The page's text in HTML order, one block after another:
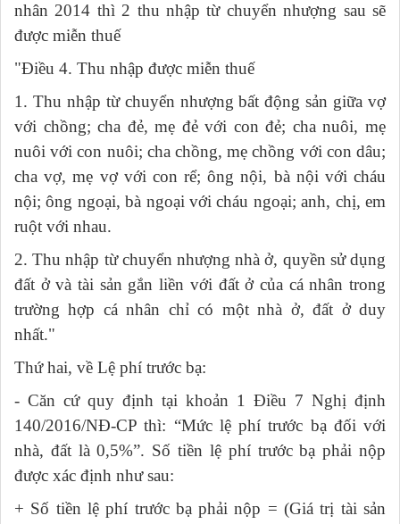
nhân 2014 thì 2 thu nhập từ chuyển nhượng sau sẽ
được miễn thuế
"Điều 4. Thu nhập được miễn thuế
1. Thu nhập từ chuyển nhượng bất động sản giữa vợ
với chồng; cha đẻ, mẹ đẻ với con đẻ; cha nuôi, mẹ
nuôi với con nuôi; cha chồng, mẹ chồng với con dâu;
cha vợ, mẹ vợ với con rể; ông nội, bà nội với cháu
nội; ông ngoại, bà ngoại với cháu ngoại; anh, chị, em
ruột với nhau.
2. Thu nhập từ chuyển nhượng nhà ở, quyền sử dụng
đất ở và tài sản gắn liền với đất ở của cá nhân trong
trường hợp cá nhân chỉ có một nhà ở, đất ở duy
nhất."
Thứ hai, về Lệ phí trước bạ:
- Căn cứ quy định tại khoản 1 Điều 7 Nghị định
140/2016/NĐ-CP thì: “Mức lệ phí trước bạ đối với
nhà, đất là 0,5%”. Số tiền lệ phí trước bạ phải nộp
được xác định như sau:
+ Số tiền lệ phí trước bạ phải nộp = (Giá trị tài sản